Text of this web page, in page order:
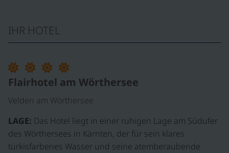
IHR HOTEL
Flairhotel am Wörthersee
Velden am Wörthersee
LAGE: Das Hotel liegt in einer ruhigen Lage am Südufer
des Wörthersees in Kärnten, der für sein klares
türkisfarbenes Wasser und seine atemberaubende